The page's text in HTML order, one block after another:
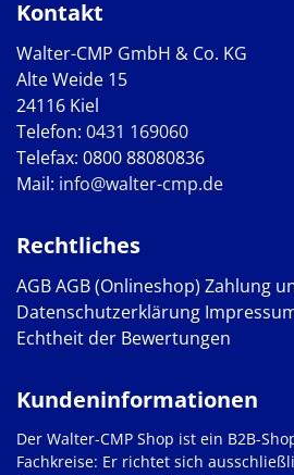
Kontakt
Walter-CMP GmbH & Co. KG
Alte Weide 15
24116 Kiel
Telefon: 0431 169060
Telefax: 0800 88080836
Mail: info@walter-cmp.de
Rechtliches
AGBAGB (Onlineshop) Zahlung
Datenschutzerklärung
Echtheit der Bewertungen
Kundeninformationen
Der Walter-CMP Shop ist ein B2B-
Fachkreise: Er richtet sich